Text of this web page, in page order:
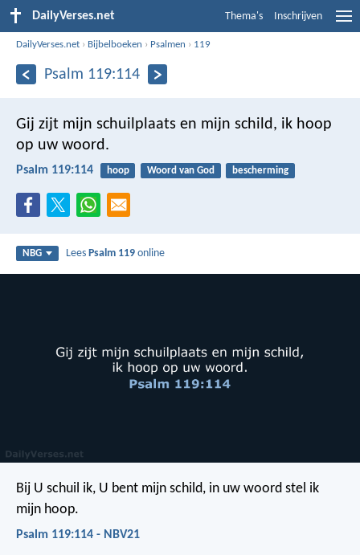
DailyVerses.net Thema's Inschrijven
DailyVerses.net › Bijbelboeken › Psalmen › 119
Psalm 119:114
Gij zijt mijn schuilplaats en mijn schild, ik hoop
op uw woord.
Psalm 119:114 hoop Woord van God bescherming
NBG LeesPsalm 119 online
Bij U schuil ik, U bent mijn schild, in uw woord stel ik
mijn hoop.
Psalm 119:114 - NBV21